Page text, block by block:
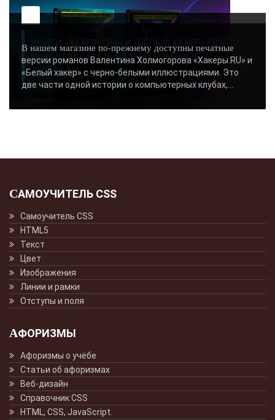
КНИГИ «ХАКЕРЫ.RU» И «БЕЛЫЙ ХАКЕР» ЕЩЕ
МОЖНО ЗАКАЗАТЬ В ПЕЧАТНОМ ВИДЕ -
«НОВОСТИ»..
В нашем магазине по-прежнему доступны печатные
версии романов Валентина Холмогорова «Хакеры.RU» и
«Белый хакер» с черно-белыми иллюстрациями. Это
две части одной истории о компьютерных клубах,...
САМОУЧИТЕЛЬ CSS
Самоучитель CSS
HTML5
Текст
Цвет
Изображения
Линии и рамки
Отступы и поля
АФОРИЗМЫ
Афоризмы о учёбе
Статьи об афоризмах
Веб-дизайн
Справочник CSS
HTML, CSS, JavaScript.